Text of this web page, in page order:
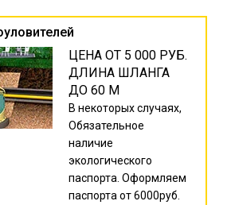
ЦЕНА ОТ 5 000 РУБ.
ДЛИНА ШЛАНГА
ДО 60 М
В некоторых случаях,
Обязательное
наличие
экологического
паспорта. Оформляем
паспорта от 6000руб.